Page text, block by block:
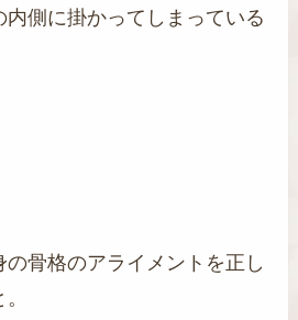
側に掛かってしまっている
骨格のアライメントを正し